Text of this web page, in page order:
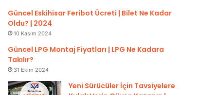
Güncel Eskihisar Feribot Ücreti | Bilet Ne Kadar
Oldu? | 2024
10 Kasım 2024
Güncel LPG Montaj Fiyatları | LPG Ne Kadara
Takılır?
31 Ekim 2024
Yeni Sürücüler İçin Tavsiyelere